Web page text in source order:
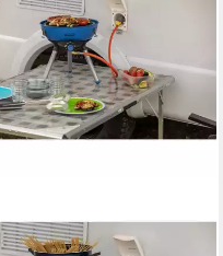
Standgrill Campingaz Party